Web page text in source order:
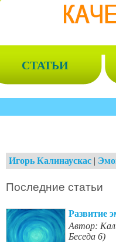
СТАТЬИ
Игорь Калинаускас |
Последние статьи
Развитие
Автор:
Беседа 6)